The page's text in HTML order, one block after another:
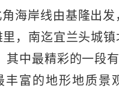
海岸线由基隆出
，南迄宜兰头城
其中最精彩的一段
丰富的地形地质景